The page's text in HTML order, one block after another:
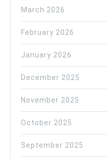
March 2026
February 2026
January 2026
December 2025
November 2025
October 2025
September 2025